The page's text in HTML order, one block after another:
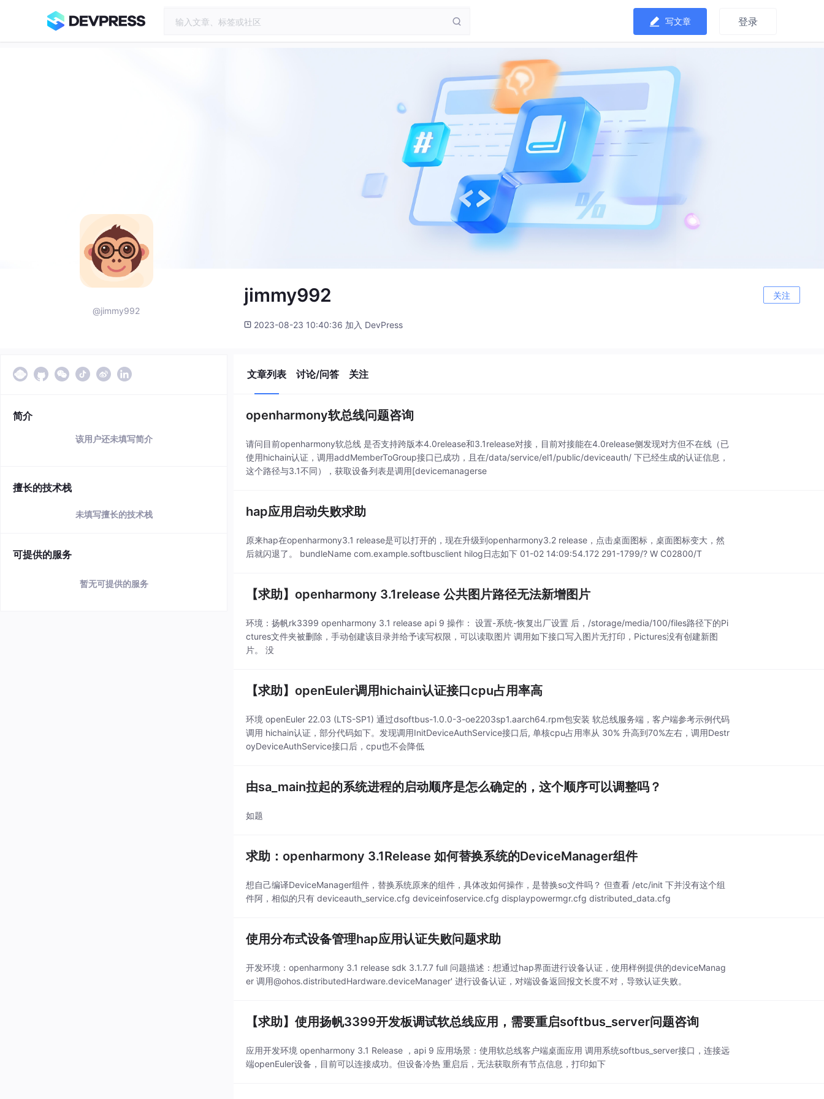
写文章 登录
@jimmy992
jimmy992 关注
2023-08-23 10:40:36 加入 DevPress
简介
该用户还未填写简介
擅长的技术栈
未填写擅长的技术栈
可提供的服务
暂无可提供的服务
文章列表 讨论/问答 关注
openharmony软总线问题咨询
请问目前openharmony软总线 是否支持跨版本4.0release和3.1release对接，目前对接能在4.0release侧发现对方但不在线（已
使用hichain认证，调用addMemberToGroup接口已成功，且在/data/service/el1/public/deviceauth/ 下已经生成的认证信息，
这个路径与3.1不同），获取设备列表是调用[devicemanagerse
hap应用启动失败求助
原来hap在openharmony3.1 release是可以打开的，现在升级到openharmony3.2 release，点击桌面图标，桌面图标变大，然
后就闪退了。 bundleName com.example.softbusclient hilog日志如下 01-02 14:09:54.172 291-1799/? W C02800/T
【求助】openharmony 3.1release 公共图片路径无法新增图片
环境：扬帆rk3399 openharmony 3.1 release api 9 操作： 设置-系统-恢复出厂设置 后，/storage/media/100/files路径下的Pi
ctures文件夹被删除，手动创建该目录并给予读写权限，可以读取图片 调用如下接口写入图片无打印，Pictures没有创建新图
片。 没
【求助】openEuler调用hichain认证接口cpu占用率高
环境 openEuler 22.03 (LTS-SP1) 通过dsoftbus-1.0.0-3-oe2203sp1.aarch64.rpm包安装 软总线服务端，客户端参考示例代码
调用 hichain认证，部分代码如下。发现调用InitDeviceAuthService接口后, 单核cpu占用率从 30% 升高到70%左右，调用Destr
oyDeviceAuthService接口后，cpu也不会降低
由sa_main拉起的系统进程的启动顺序是怎么确定的，这个顺序可以调整吗？
如题
求助：openharmony 3.1Release 如何替换系统的DeviceManager组件
想自己编译DeviceManager组件，替换系统原来的组件，具体改如何操作，是替换so文件吗？ 但查看 /etc/init 下并没有这个组
件阿，相似的只有 deviceauth_service.cfg deviceinfoservice.cfg displaypowermgr.cfg distributed_data.cfg
使用分布式设备管理hap应用认证失败问题求助
开发环境：openharmony 3.1 release sdk 3.1.7.7 full 问题描述：想通过hap界面进行设备认证，使用样例提供的deviceManag
er 调用@ohos.distributedHardware.deviceManager' 进行设备认证，对端设备返回报文长度不对，导致认证失败。
【求助】使用扬帆3399开发板调试软总线应用，需要重启softbus_server问题咨询
应用开发环境 openharmony 3.1 Release ，api 9 应用场景：使用软总线客户端桌面应用 调用系统softbus_server接口，连接远
端openEuler设备，目前可以连接成功。但设备冷热 重启后，无法获取所有节点信息，打印如下